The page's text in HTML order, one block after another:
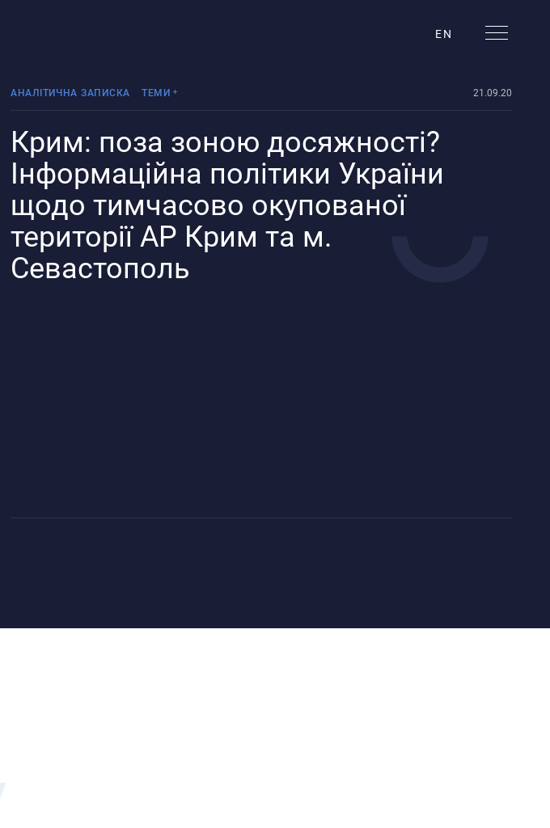
EN
АНАЛІТИЧНА ЗАПИСКА ТЕМИ 21.09.20
Крим: поза зоною досяжності?
Інформаційна політики України
щодо тимчасово окупованої
території АР Крим та м.
Севастополь